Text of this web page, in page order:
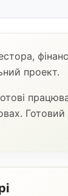
проект.
Готовий